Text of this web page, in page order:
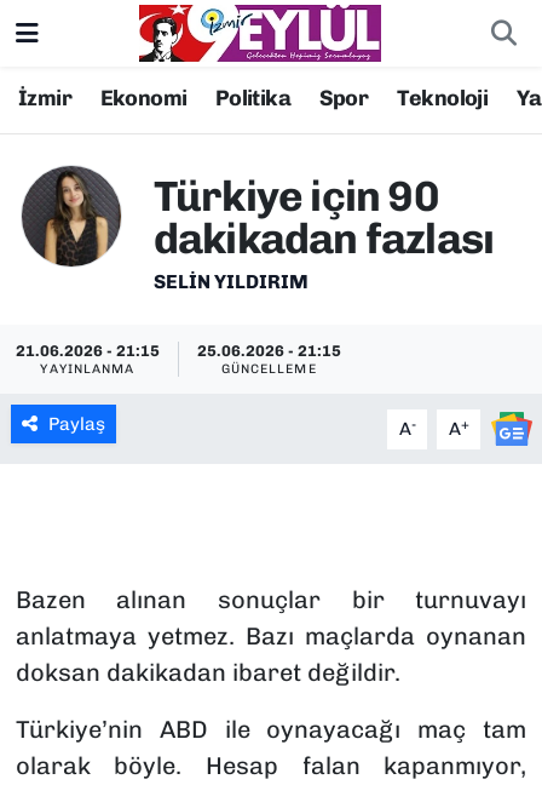
İzmir Ekonomi Politika Spor Teknoloji
Türkiye için 90
dakikadan fazlası
SELIN YILDIRIM
21.06.2026 - 21:15
YAYINLANMA
25.06.2026 - 21:15
GÜNCELLEME
Paylaş A- A+
Bazen alınan sonuçlar bir turnuvayı
anlatmaya yetmez. Bazı maçlarda oynanan
doksan dakikadan ibaret değildir.
Türkiye’nin ABD ile oynayacağı maç tam
olarak böyle. Hesap falan kapanmıyor,
Resmi İlanlar
DÜNYA
EKONOMİ
KÜLTÜR SANAT
SAĞLIK
SPOR
YAŞAM
Konak Nöbetçi Eczaneler
Konak Trafik Yoğunluk Haritası
Süper Lig Puan Durumu ve Fikstür
Tüm Manşetler
Son Dakika Haberleri